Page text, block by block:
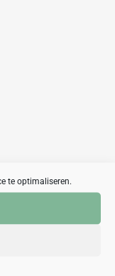
te optimaliseren.